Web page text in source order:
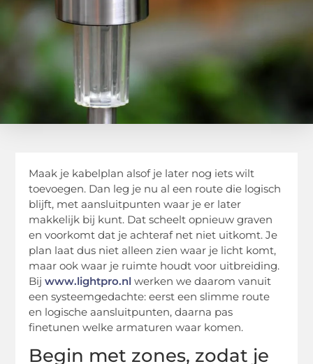
Maak je kabelplan alsof je later nog iets wilt
toevoegen. Dan leg je nu al een route die logisch
blijft, met aansluitpunten waar je er later
makkelijk bij kunt. Dat scheelt opnieuw graven
en voorkomt dat je achteraf net niet uitkomt. Je
plan laat dus niet alleen zien waar je licht komt,
maar ook waar je ruimte houdt voor uitbreiding.
Bijwww.lightpro.nl werken we daarom vanuit
een systeemgedachte: eerst een slimme route
en logische aansluitpunten, daarna pas
finetunen welke armaturen waar komen.
Begin met zones, zodat je